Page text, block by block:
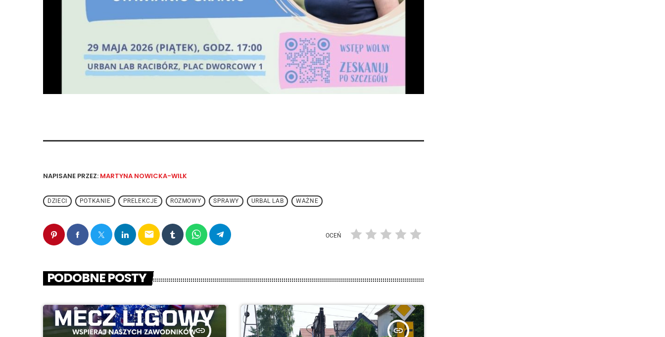
NAPISANE PRZEZ: MARTYNA NOWICKA-WILK
DZIECI POTKANIE PRELEKCJE ROZMOWY SPRAWY URBAL LAB WAŻNE
email OCEŃ
PODOBNE POSTY
insert_link insert_link